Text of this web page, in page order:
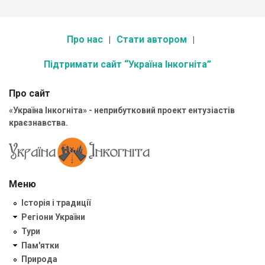
Про нас Стати автором
Підтримати сайт “Україна Інкогніта”
Про сайт
«Україна Інкогніта» - неприбутковий проект ентузіастів
краєзнавства.
Меню
Історія і традиції
Регіони України
Тури
Пам'ятки
Природа